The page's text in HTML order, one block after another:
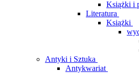
Książki i
Literatura
Książki
Antyki i Sztuka
Antykwariat